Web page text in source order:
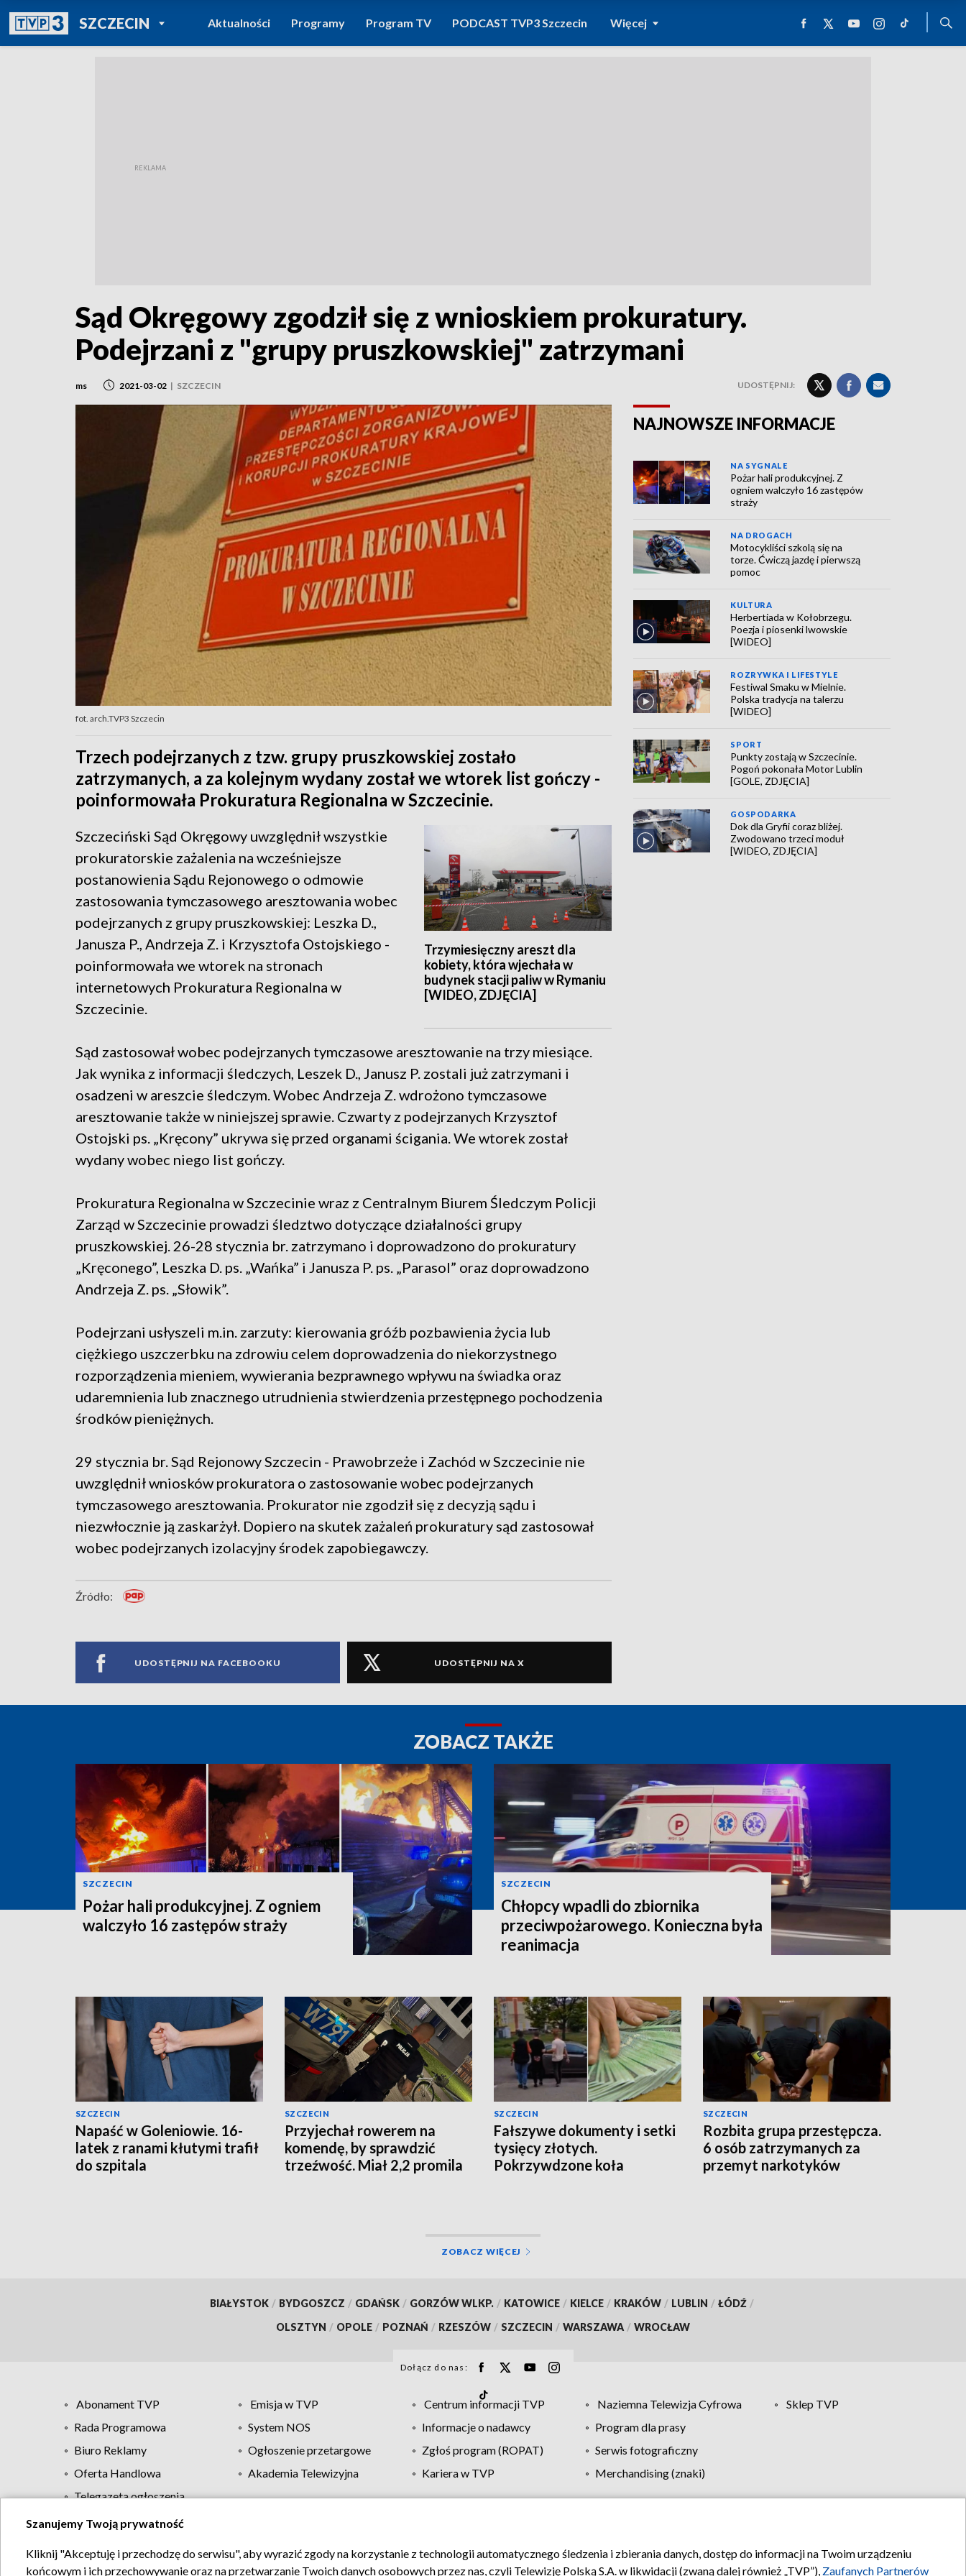
SZCZECINPOWRÓT DO
TVP REGIONY
Aktualności Programy Program TV PODCAST TVP3 Szczecin Więcej
Sąd Okręgowy zgodził się z wnioskiem prokuratury.
Podejrzani z "grupy pruszkowskiej" zatrzymani
ms 2021-03-02 | SZCZECIN UDOSTĘPNIJ:
fot. arch.TVP3 Szczecin
Trzech podejrzanych z tzw. grupy pruszkowskiej zostało
zatrzymanych, a za kolejnym wydany został we wtorek list gończy -
poinformowała Prokuratura Regionalna w Szczecinie.
Trzymiesięczny areszt dla
kobiety, która wjechała w
budynek stacji paliw w Rymaniu
[WIDEO, ZDJĘCIA]
Szczeciński Sąd Okręgowy uwzględnił wszystkie
prokuratorskie zażalenia na wcześniejsze
postanowienia Sądu Rejonowego o odmowie
zastosowania tymczasowego aresztowania wobec
podejrzanych z grupy pruszkowskiej: Leszka D.,
Janusza P., Andrzeja Z. i Krzysztofa Ostojskiego -
poinformowała we wtorek na stronach
internetowych Prokuratura Regionalna w
Szczecinie.
Sąd zastosował wobec podejrzanych tymczasowe aresztowanie na trzy miesiące.
Jak wynika z informacji śledczych, Leszek D., Janusz P. zostali już zatrzymani i
osadzeni w areszcie śledczym. Wobec Andrzeja Z. wdrożono tymczasowe
aresztowanie także w niniejszej sprawie. Czwarty z podejrzanych Krzysztof
Ostojski ps. „Kręcony” ukrywa się przed organami ścigania. We wtorek został
wydany wobec niego list gończy.
Prokuratura Regionalna w Szczecinie wraz z Centralnym Biurem Śledczym Policji
Zarząd w Szczecinie prowadzi śledztwo dotyczące działalności grupy
pruszkowskiej. 26-28 stycznia br. zatrzymano i doprowadzono do prokuratury
„Kręconego”, Leszka D. ps. „Wańka” i Janusza P. ps. „Parasol” oraz doprowadzono
Andrzeja Z. ps. „Słowik”.
Podejrzani usłyszeli m.in. zarzuty: kierowania gróźb pozbawienia życia lub
ciężkiego uszczerbku na zdrowiu celem doprowadzenia do niekorzystnego
rozporządzenia mieniem, wywierania bezprawnego wpływu na świadka oraz
udaremnienia lub znacznego utrudnienia stwierdzenia przestępnego pochodzenia
środków pieniężnych.
29 stycznia br. Sąd Rejonowy Szczecin - Prawobrzeże i Zachód w Szczecinie nie
uwzględnił wniosków prokuratora o zastosowanie wobec podejrzanych
tymczasowego aresztowania. Prokurator nie zgodził się z decyzją sądu i
niezwłocznie ją zaskarżył. Dopiero na skutek zażaleń prokuratury sąd zastosował
wobec podejrzanych izolacyjny środek zapobiegawczy.
Źródło:
UDOSTĘPNIJ NA FACEBOOKU UDOSTĘPNIJ NA X
NAJNOWSZE INFORMACJE
NA SYGNALE
Pożar hali produkcyjnej. Z
ogniem walczyło 16 zastępów
straży
NA DROGACH
Motocykliści szkolą się na
torze. Ćwiczą jazdę i pierwszą
pomoc
KULTURA
Herbertiada w Kołobrzegu.
Poezja i piosenki lwowskie
[WIDEO]
ROZRYWKA I LIFESTYLE
Festiwal Smaku w Mielnie.
Polska tradycja na talerzu
[WIDEO]
SPORT
Punkty zostają w Szczecinie.
Pogoń pokonała Motor Lublin
[GOLE, ZDJĘCIA]
GOSPODARKA
Dok dla Gryfii coraz bliżej.
Zwodowano trzeci moduł
[WIDEO, ZDJĘCIA]
ZOBACZ TAKŻE
SZCZECIN
Pożar hali produkcyjnej. Z ogniem
walczyło 16 zastępów straży
SZCZECIN
Chłopcy wpadli do zbiornika
przeciwpożarowego. Konieczna była
reanimacja
SZCZECIN
Napaść w Goleniowie. 16-
latek z ranami kłutymi trafił
do szpitala
SZCZECIN
Przyjechał rowerem na
komendę, by sprawdzić
trzeźwość. Miał 2,2 promila
SZCZECIN
Fałszywe dokumenty i setki
tysięcy złotych.
Pokrzywdzone koła
SZCZECIN
Rozbita grupa przestępcza.
6 osób zatrzymanych za
przemyt narkotyków
ZOBACZ WIĘCEJ
BIAŁYSTOK / BYDGOSZCZ / GDAŃSK / GORZÓW WLKP. / KATOWICE / KIELCE / KRAKÓW / LUBLIN / ŁÓDŹ /
OLSZTYN / OPOLE / POZNAŃ / RZESZÓW / SZCZECIN / WARSZAWA / WROCŁAW
Dołącz do nas:
Abonament TVP Emisja w TVP Centrum informacji TVP Naziemna Telewizja Cyfrowa
Sklep TVP
Rada Programowa
System NOS Informacje o nadawcy
Program dla prasy
Biuro Reklamy
Ogłoszenie przetargowe Zgłoś program (ROPAT)
Serwis fotograficzny
Oferta Handlowa
Akademia Telewizyjna Kariera w TVP
Merchandising (znaki)
Telegazeta ogłoszenia
Regulamin TVP Polityka prywatności Moje zgody Pomoc Biuro reklamy Kontakt
Szanujemy Twoją prywatność
Kliknij "Akceptuję i przechodzę do serwisu", aby wyrazić zgody na korzystanie z technologii automatycznego śledzenia i zbierania danych, dostęp do informacji na Twoim urządzeniu
końcowym i ich przechowywanie oraz na przetwarzanie Twoich danych osobowych przez nas, czyli Telewizję Polską S.A. w likwidacji (zwaną dalej również „TVP”), Zaufanych Partnerów